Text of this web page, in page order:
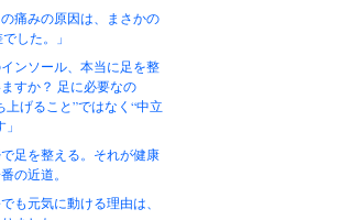
の痛みの原因は、まさかの
した。」
インソール、本当に足を整
すか？ 足に必要なの
上げること”ではなく“中立
足を整える。それが健康
の近道。
でも元気に動ける理由は、